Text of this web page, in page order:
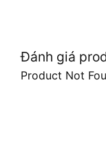
Đánh giá
Product Not